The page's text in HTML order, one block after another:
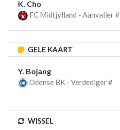
K. Cho
FC Midtjylland - Aanvaller #
GELE KAART
Y. Bojang
Odense BK - Verdediger #
WISSEL